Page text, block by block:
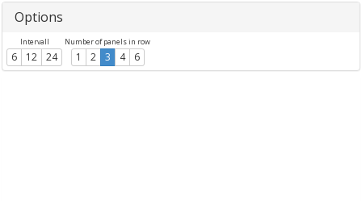
Options
Intervall
6 12 24
Number of panels in row
1 2 3 4 6